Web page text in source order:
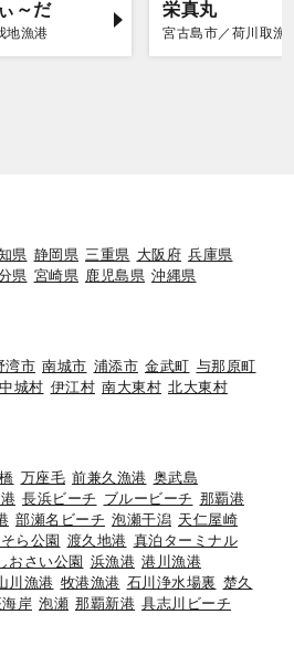
～だ
地漁港
栄真丸
宮古島市／荷川取漁港
県 静岡県 三重県 大阪府 兵庫県
県 宮崎県 鹿児島県 沖縄県
湾市 南城市 浦添市 金武町 与那原町
城村 伊江村 南大東村 北大東村
万座毛 前兼久漁港 奥武島
長浜ビーチ ブルービーチ 那覇港
部瀬名ビーチ 泡瀬干潟 天仁屋崎
ら公園 渡久地港 真泊ターミナル
おさい公園 浜漁港 港川漁港
川漁港 牧港漁港 石川浄水場裏 楚久
岸 泡瀬 那覇新港 具志川ビーチ